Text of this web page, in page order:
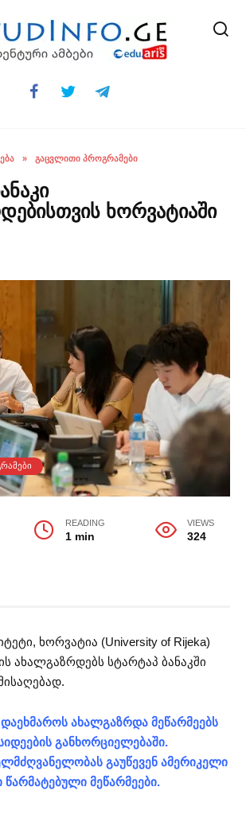
» ᲒᲐᲪᲕᲚᲘᲗᲘ ᲞᲠᲝᲒᲠᲐᲛᲔᲑᲘ
ხორვატიაში
READING
1 min
VIEWS
324
ხორვატია (University of Rijeka)
ახალგაზრდებს სტარტაპ ბანაკში
დაეხმაროს ახალგაზრდა მეწარმეებს
განხორციელებაში.
გაუწევენ ამერიკელი
მეწარმეები.